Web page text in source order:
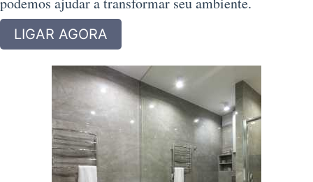
LIGAR AGORA